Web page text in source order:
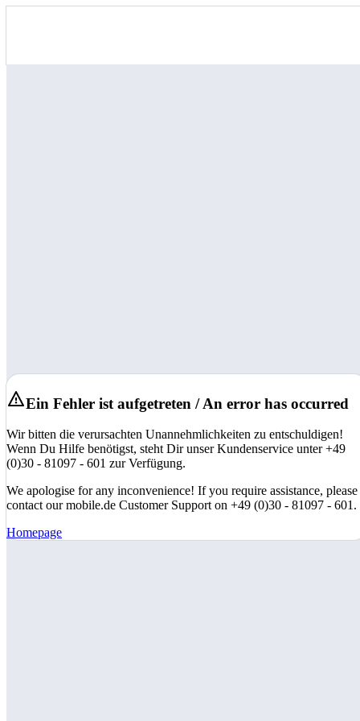
Ein Fehler ist aufgetreten / An error has occurred
Wir bitten die verursachten Unannehmlichkeiten zu entschuldigen!
Wenn Du Hilfe benötigst, steht Dir unser Kundenservice unter +49
(0)30 - 81097 - 601 zur Verfügung.
We apologise for any inconvenience! If you require assistance, please
contact our mobile.de Customer Support on +49 (0)30 - 81097 - 601.
Homepage